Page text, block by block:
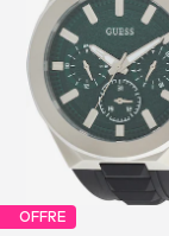
OFFRE